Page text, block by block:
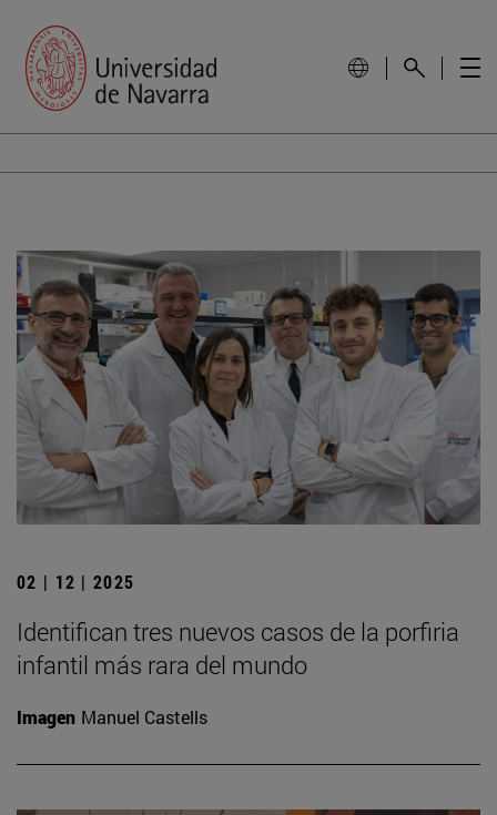
02 | 12 | 2025
Identifican tres nuevos casos de la porfiria
infantil más rara del mundo
Imagen Manuel Castells